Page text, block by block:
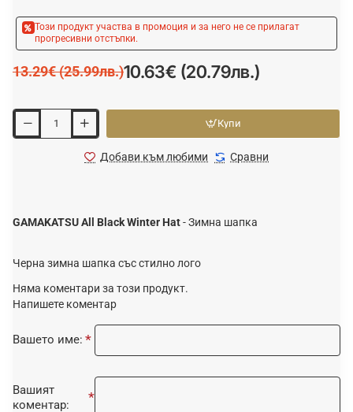
Този продукт участва в промоция и за него не се прилагат
прогресивни отстъпки.
10.63€ (20.79лв.)
13.29€ (25.99лв.)
Купи
Добави към любими Сравни
GAMAKATSU All Black Winter Hat- Зимна шапка
Черна зимна шапка със стилно лого
Няма коментари за този продукт.
Напишете коментар
Вашето име:
Вашият
коментар: